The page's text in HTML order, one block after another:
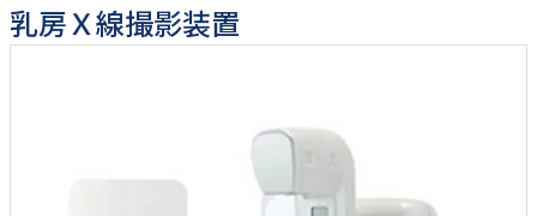
乳房Ｘ線撮影装置